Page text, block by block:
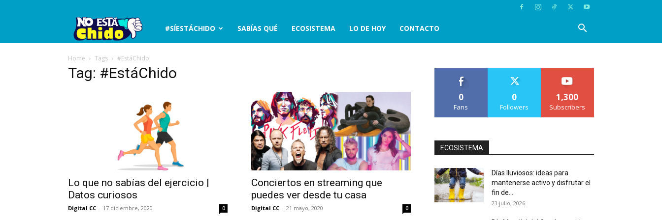
No#SÍESTÁCHIDO SABÍAS QUÉ ECOSISTEMA LO DE HOY CONTACTO
Home Tags #EstáChido
Tag: #EstáChido
Lo que no sabías del ejercicio |
Datos curiosos
Digital CC - 17 diciembre, 2020 0
Conciertos en streaming que
puedes ver desde tu casa
Digital CC - 21 mayo, 2020 0
0
Fans
0
Followers
1,300
Subscribers
ECOSISTEMA
Días lluviosos: ideas para
mantenerse activo y disfrutar el
fin de...
23 julio, 2026